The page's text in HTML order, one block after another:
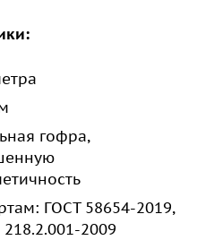
гофра,
ГОСТ 58654-2019,
2009